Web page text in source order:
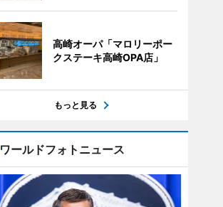
高崎オーパ「マロリーポー
クステーキ高崎OPA店」
もっと見る
ワールドフォトニュース